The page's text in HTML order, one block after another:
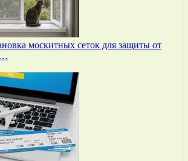
москитных сеток для защиты от